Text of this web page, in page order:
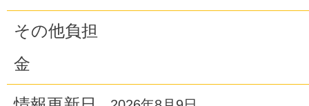
その他負担
金